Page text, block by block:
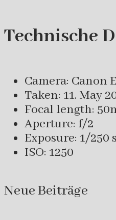
Technische
Camera: Canon
Taken: 11. May
Focal length:
Aperture: f/2
Exposure: 1/250
ISO: 1250
Neue Beiträge